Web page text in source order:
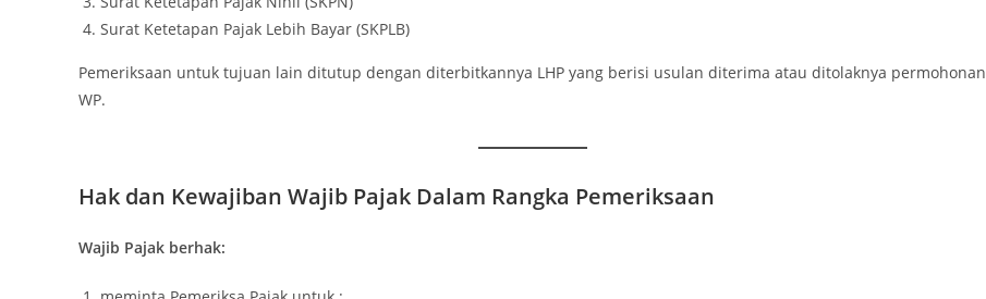
Surat Ketetapan Pajak Lebih Bayar (SKPLB)
Pemeriksaan untuk tujuan lain ditutup dengan diterbitkannya LHP yang berisi usulan diterima atau ditolaknya permohonan
WP.
Hak dan Kewajiban Wajib Pajak Dalam Rangka Pemeriksaan
Wajib Pajak berhak: